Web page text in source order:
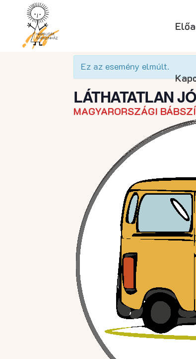
Ez az esemény elmúlt.
LÁTHATATLAN
MAGYARORSZÁGI